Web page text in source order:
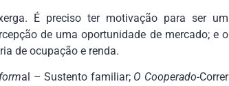
É preciso ter motivação para ser um
de uma oportunidade de mercado; e o
de ocupação e renda.
al – Sustento familiar; O Cooperado-Correr